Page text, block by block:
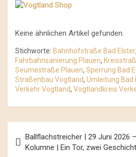
Keine ähnlichen Artikel gefunden.
Stichworte: Bahnhofstraße Bad Elster,
Fahrbahnsanierung Plauen,
Seumestraße Plauen, Sperrung Bad
Straßenbau Vogtland, Umleitung Bad
Verkehr Vogtland, Vogtlandkreis
Navigation
Ballflachstreicher | 29 Juni 2026
Kolumne | Ein Tor, zwei